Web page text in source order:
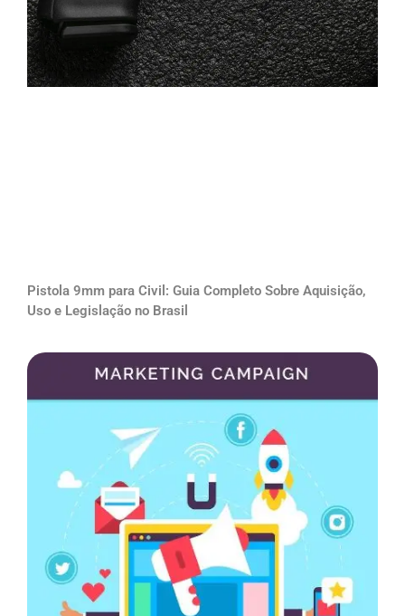
Pistola 9mm para Civil: Guia Completo Sobre Aquisição,
Uso e Legislação no Brasil